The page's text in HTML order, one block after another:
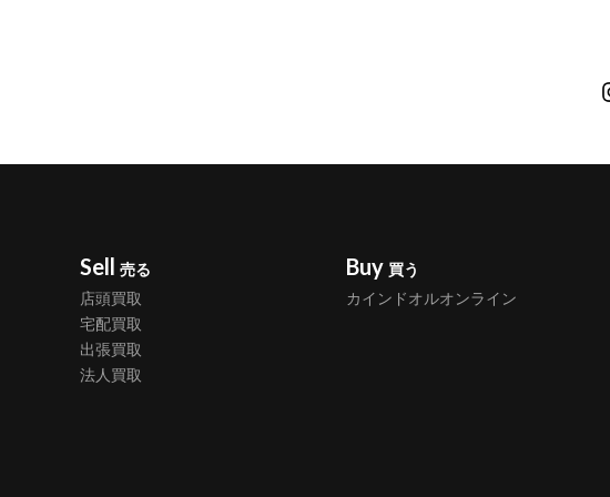
Sell 売る
店頭買取
宅配買取
出張買取
法人買取
Buy 買う
カインドオルオンライン